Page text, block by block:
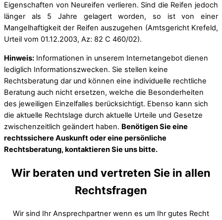
Eigenschaften von Neureifen verlieren. Sind die Reifen jedoch
länger als 5 Jahre gelagert worden, so ist von einer
Mangelhaftigkeit der Reifen auszugehen (Amtsgericht Krefeld,
Urteil vom 01.12.2003, Az: 82 C 460/02).
Hinweis: Informationen in unserem Internetangebot dienen
lediglich Informationszwecken. Sie stellen keine
Rechtsberatung dar und können eine individuelle rechtliche
Beratung auch nicht ersetzen, welche die Besonderheiten
des jeweiligen Einzelfalles berücksichtigt. Ebenso kann sich
die aktuelle Rechtslage durch aktuelle Urteile und Gesetze
zwischenzeitlich geändert haben. Benötigen Sie eine
rechtssichere Auskunft oder eine persönliche
Rechtsberatung, kontaktieren Sie uns bitte.
Wir beraten und vertreten Sie in allen
Rechtsfragen
Wir sind Ihr Ansprechpartner wenn es um Ihr gutes Recht